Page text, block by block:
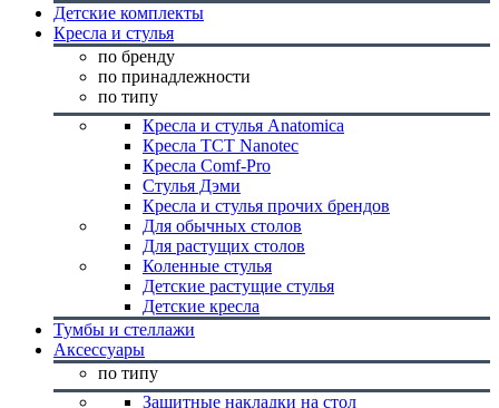
Детские комплекты
Кресла и стулья
по бренду
по принадлежности
по типу
Кресла и стулья Anatomica
Кресла TCT Nanotec
Кресла Comf-Pro
Стулья Дэми
Кресла и стулья прочих брендов
Для обычных столов
Для растущих столов
Коленные стулья
Детские растущие стулья
Детские кресла
Тумбы и стеллажи
Аксессуары
по типу
Защитные накладки на стол